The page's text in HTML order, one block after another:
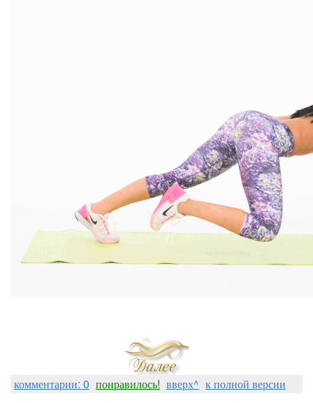
комментарии: 0 понравилось! вверх^ к полной версии